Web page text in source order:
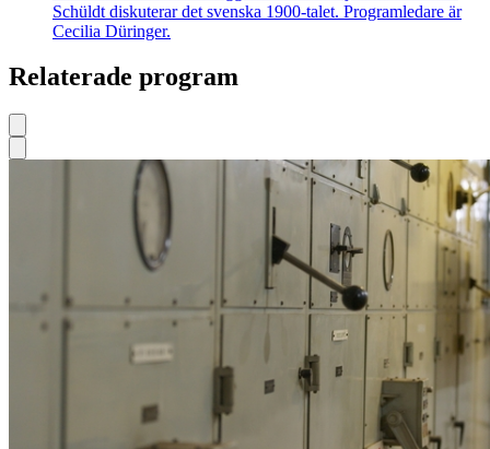
Schüldt diskuterar det svenska 1900-talet. Programledare är
Cecilia Düringer.
Relaterade program